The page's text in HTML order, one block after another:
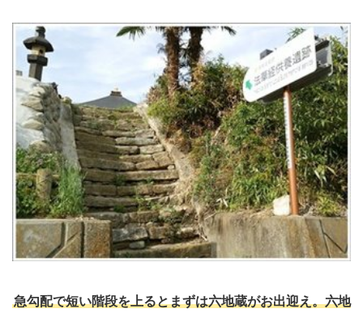
急勾配で短い階段を上るとまずは六地蔵がお出迎え。六地